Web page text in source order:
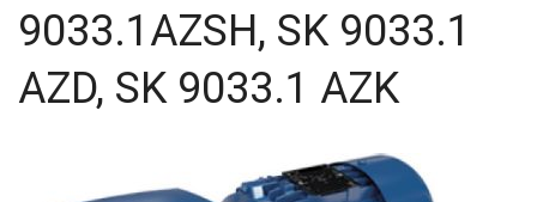
9033.1AZSH, SK 9033.1
AZD, SK 9033.1 AZK